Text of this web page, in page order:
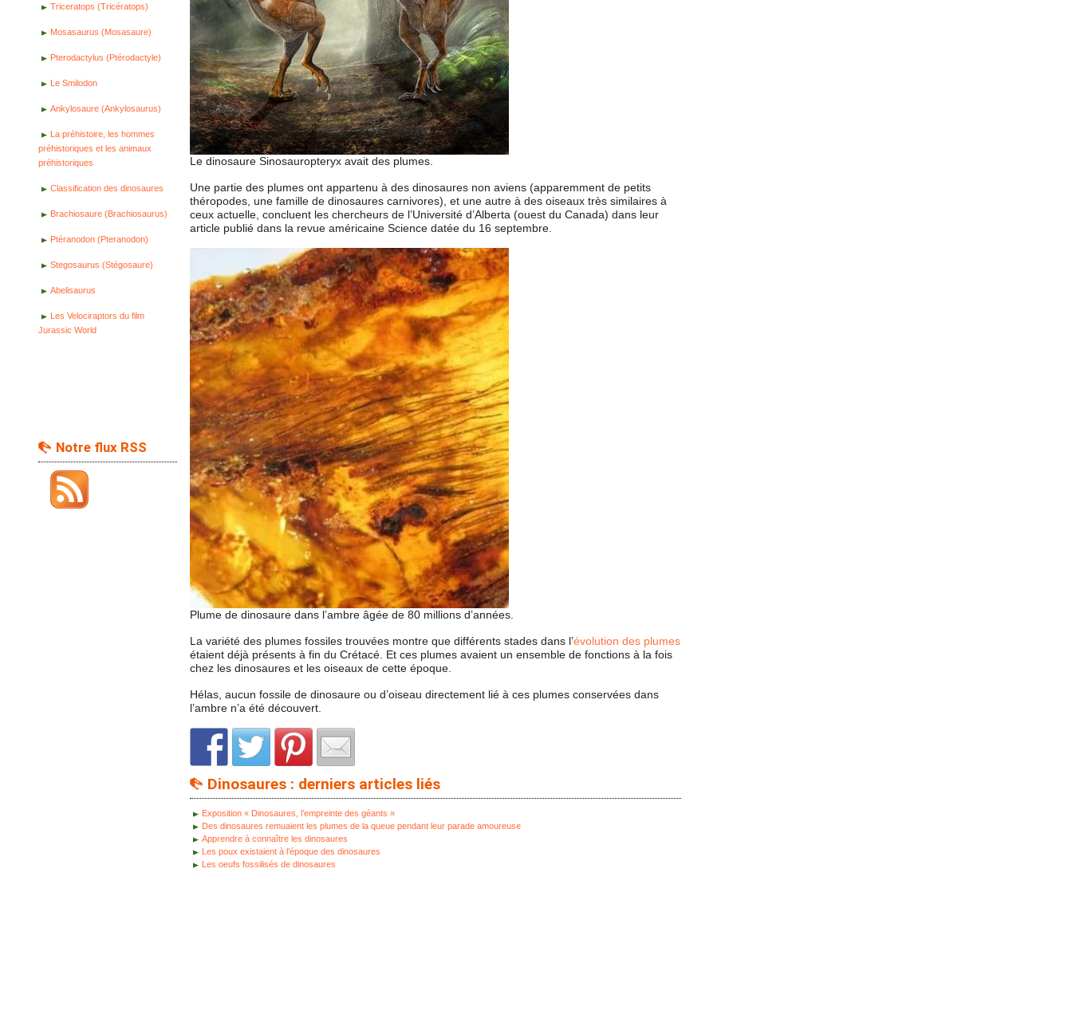
Triceratops (Tricératops)
Mosasaurus (Mosasaure)
Pterodactylus (Ptérodactyle)
Le Smilodon
Ankylosaure (Ankylosaurus)
La préhistoire, les hommes
préhistoriques et les animaux
préhistoriques
Classification des dinosaures
Brachiosaure (Brachiosaurus)
Ptéranodon (Pteranodon)
Stegosaurus (Stégosaure)
Abelisaurus
Les Velociraptors du film
Jurassic World
Notre flux RSS
Le dinosaure Sinosauropteryx avait des plumes.
Une partie des plumes ont appartenu à des dinosaures non aviens (apparemment de petits
théropodes, une famille de dinosaures carnivores), et une autre à des oiseaux très similaires à
ceux actuelle, concluent les chercheurs de l’Université d’Alberta (ouest du Canada) dans leur
article publié dans la revue américaine Science datée du 16 septembre.
Plume de dinosaure dans l’ambre âgée de 80 millions d’années.
La variété des plumes fossiles trouvées montre que différents stades dans l’évolution des plumes
étaient déjà présents à fin du Crétacé. Et ces plumes avaient un ensemble de fonctions à la fois
chez les dinosaures et les oiseaux de cette époque.
Hélas, aucun fossile de dinosaure ou d’oiseau directement lié à ces plumes conservées dans
l’ambre n’a été découvert.
Dinosaures : derniers articles liés
Exposition « Dinosaures, l’empreinte des géants »
Des dinosaures remuaient les plumes de la queue pendant leur parade amoureuse
Apprendre à connaître les dinosaures
Les poux existaient à l’époque des dinosaures
Les oeufs fossilisés de dinosaures